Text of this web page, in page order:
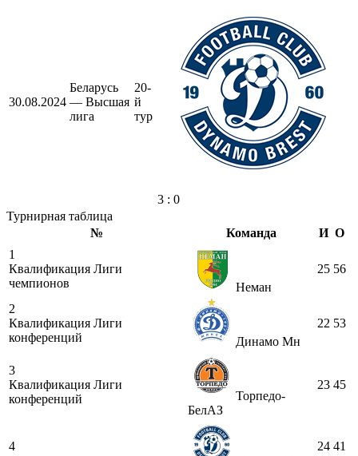
30.08.2024
Беларусь
— Высшая
лига
20-
й
тур
3 : 0
Турнирная таблица
№
Команда И О
1
Квалификация Лиги
чемпионов
Неман
25 56
2
Квалификация Лиги
конференций
Динамо Мн
22 53
3
Квалификация Лиги
конференций
Торпедо-
БелАЗ
23 45
4
24 41